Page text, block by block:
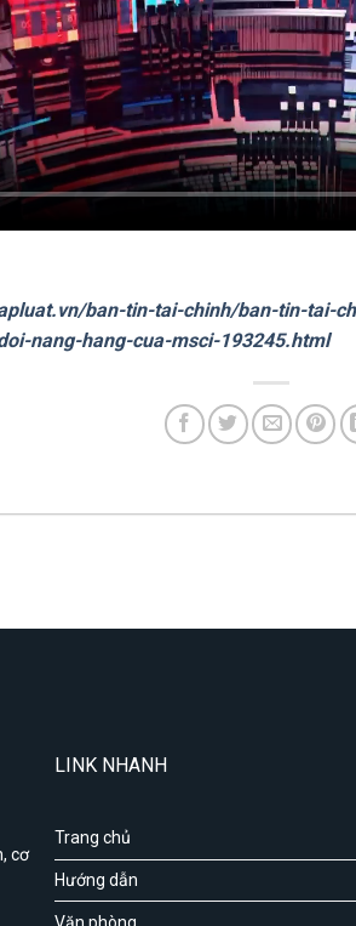
ban-tin-tai-chinh/ban-tin-tai-
nang-hang-cua-msci-193245.html
cơ
LINK NHANH
Trang chủ
Hướng dẫn